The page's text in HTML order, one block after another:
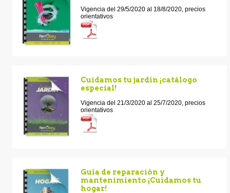
Vigencia del 29/5/2020 al 18/8/2020, precios
orientativos
Cuidamos tu jardín ¡catálogo
especial!
Vigencia del 21/3/2020 al 25/7/2020, precios
orientativos
Guía de reparación y
mantenimiento ¡Cuidamos tu
hogar!